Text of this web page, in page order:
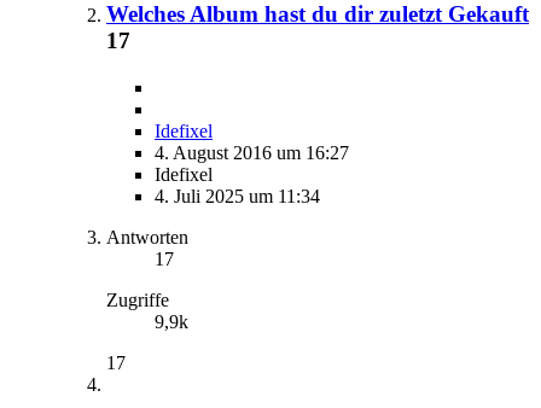
Welches Album hast du dir zuletzt Gekauft
17
Idefixel
4. August 2016 um 16:27
Idefixel
4. Juli 2025 um 11:34
Antworten
17
Zugriffe
9,9k
17